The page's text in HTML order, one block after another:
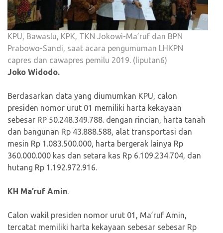
KPU, Bawaslu, KPK, TKN Jokowi-Ma’ruf dan BPN
Prabowo-Sandi, saat acara pengumuman LHKPN
capres dan cawapres pemilu 2019. (liputan6)
Joko Widodo.
Berdasarkan data yang diumumkan KPU, calon
presiden nomor urut 01 memiliki harta kekayaan
sebesar RP 50.248.349.788. dengan rincian, harta tanah
dan bangunan Rp 43.888.588, alat transportasi dan
mesin Rp 1.083.500.000, harta bergerak lainya Rp
360.000.000 kas dan setara kas Rp 6.109.234.704, dan
hutang Rp 1.192.972.916.
KH Ma’ruf Amin.
Calon wakil presiden nomor urut 01, Ma’ruf Amin,
tercatat memiliki harta kekayaan sebesar sebesar Rp